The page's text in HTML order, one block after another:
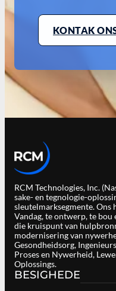
KONTAK
RCM Technologies, Inc.
sake- en tegnologie-
sleutelmarksegmente. Ons
Vandag, te ontwerp, te bou
die kruispunt van
modernisering van
Gesondheidsorg,
Proses en Nywerheid,
Oplossings.
BESIGHEDE